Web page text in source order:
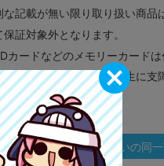
記載が無い限り取り扱い商品
証対象外となります。
カードなどのメモリーカードは
面のキズに関しまして再生に
ラ
状態違いの同